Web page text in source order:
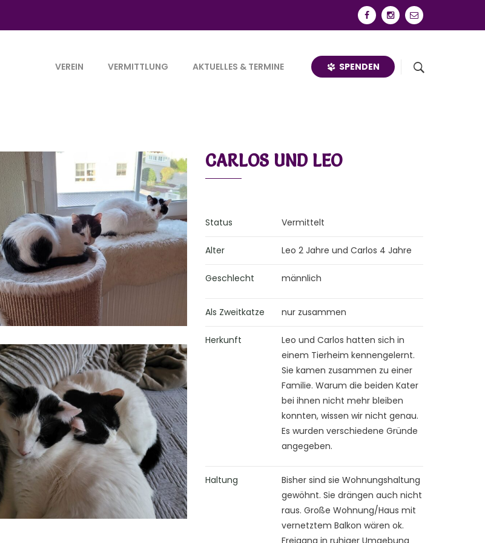
VEREIN VERMITTLUNG AKTUELLES & TERMINE SPENDEN
CARLOS UND LEO
Status Vermittelt
Alter Leo 2 Jahre und Carlos 4 Jahre
Geschlecht männlich
Als Zweitkatze nur zusammen
Herkunft
Leo und Carlos hatten sich in
einem Tierheim kennengelernt.
Sie kamen zusammen zu einer
Familie. Warum die beiden Kater
bei ihnen nicht mehr bleiben
konnten, wissen wir nicht genau.
Es wurden verschiedene Gründe
angegeben.
Haltung
Bisher sind sie Wohnungshaltung
gewöhnt. Sie drängen auch nicht
raus. Große Wohnung/Haus mit
vernetztem Balkon wären ok.
Freigang in ruhiger Umgebung